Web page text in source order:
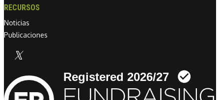
RECURSOS
Noticias
Publicaciones